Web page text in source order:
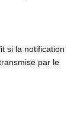
si la notification
par le